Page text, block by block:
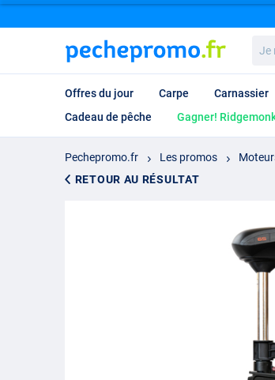
Offres du jour Carpe Carnassier
Cadeau de pêche
Gagner!
Pechepromo.fr Les promos
RETOUR AU RÉSULTAT